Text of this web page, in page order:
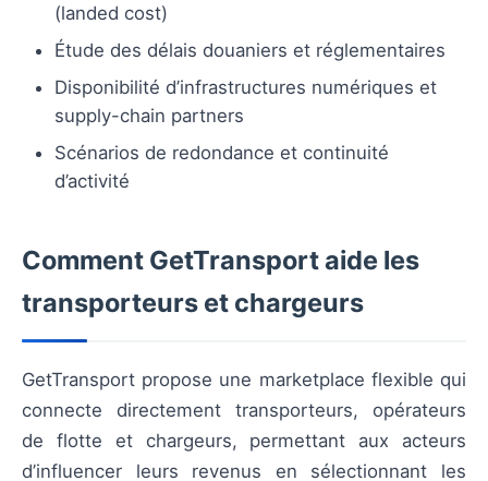
(landed cost)
Étude des délais douaniers et réglementaires
Disponibilité d’infrastructures numériques et
supply-chain partners
Scénarios de redondance et continuité
d’activité
Comment GetTransport aide les
transporteurs et chargeurs
GetTransport propose une marketplace flexible qui
connecte directement transporteurs, opérateurs
de flotte et chargeurs, permettant aux acteurs
d’influencer leurs revenus en sélectionnant les